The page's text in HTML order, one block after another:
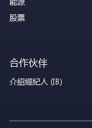
股票
合作伙伴
介紹經紀人 (IB)